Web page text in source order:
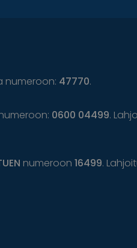
numeroon: 47770.
0600 04499.
numeroon 16499.